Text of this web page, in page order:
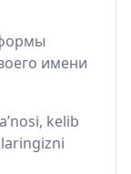
имени
kelib